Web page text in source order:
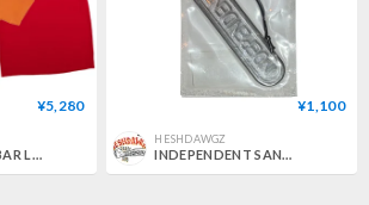
¥5,280 ¥1,100
HESHDAWGZ